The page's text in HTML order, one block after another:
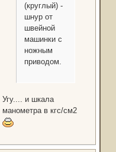
(круглый) -
шнур от
швейной
машинки с
ножным
приводом.
Угу.... и шкала
манометра в кгс/см2